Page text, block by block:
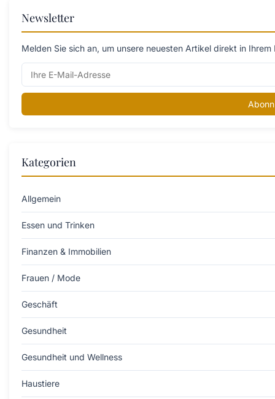
Newsletter
Melden Sie sich an, um unsere neuesten Artikel direkt in
Kategorien
Allgemein
Essen und Trinken
Finanzen & Immobilien
Frauen / Mode
Geschäft
Gesundheit
Gesundheit und Wellness
Haustiere